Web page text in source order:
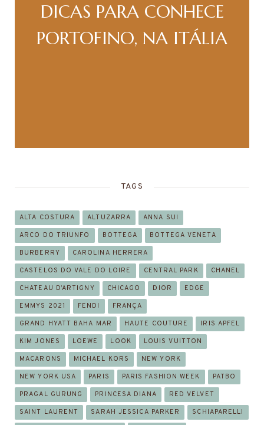
DICAS PARA CONHECE
PORTOFINO, NA ITÁLIA
TAGS
ALTA COSTURA ALTUZARRA ANNA SUI
ARCO DO TRIUNFO BOTTEGA BOTTEGA VENETA
BURBERRY CAROLINA HERRERA
CASTELOS DO VALE DO LOIRE CENTRAL PARK CHANEL
CHATEAU D’ARTIGNY CHICAGO DIOR EDGE
EMMYS 2021 FENDI FRANÇA
GRAND HYATT BAHA MAR HAUTE COUTURE IRIS APFEL
KIM JONES LOEWE LOOK LOUIS VUITTON
MACARONS MICHAEL KORS NEW YORK
NEW YORK USA PARIS PARIS FASHION WEEK PATBO
PRAGAL GURUNG PRINCESA DIANA RED VELVET
SAINT LAURENT SARAH JESSICA PARKER SCHIAPARELLI